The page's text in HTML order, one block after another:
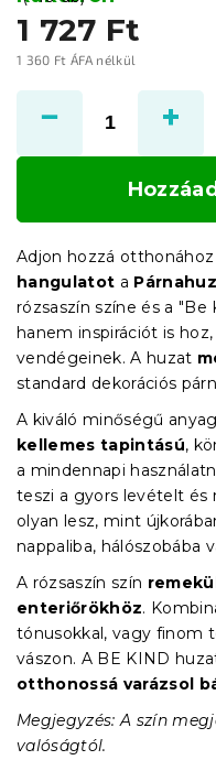
1 727 Ft
1 360 Ft ÁFA nélkül
Adjon hozzá otthonához
hangulatot a
rózsaszín színe és a
hanem inspirációt is
vendégeinek. A huzat
standard dekorációs
A kiváló minőségű
kellemes tapintású,
a mindennapi
teszi a gyors levételt és
olyan lesz, mint
nappaliba, hálószobába
A rózsaszín szín
enteriőrökhöz.
tónusokkal, vagy finom
vászon. A BE KIND
otthonossá varázsol
Megjegyzés: A szín
valóságtól.